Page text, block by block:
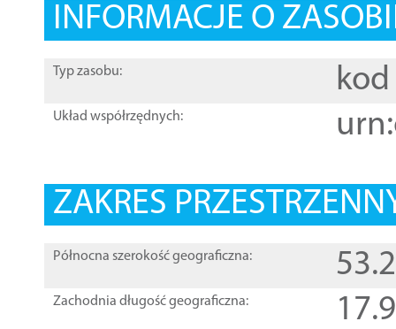
INFORMACJE O
Typ zasobu: kod
Układ współrzędnych:
ZAKRES
Północna szerokość geograficzna:
Zachodnia długość geograficzna: